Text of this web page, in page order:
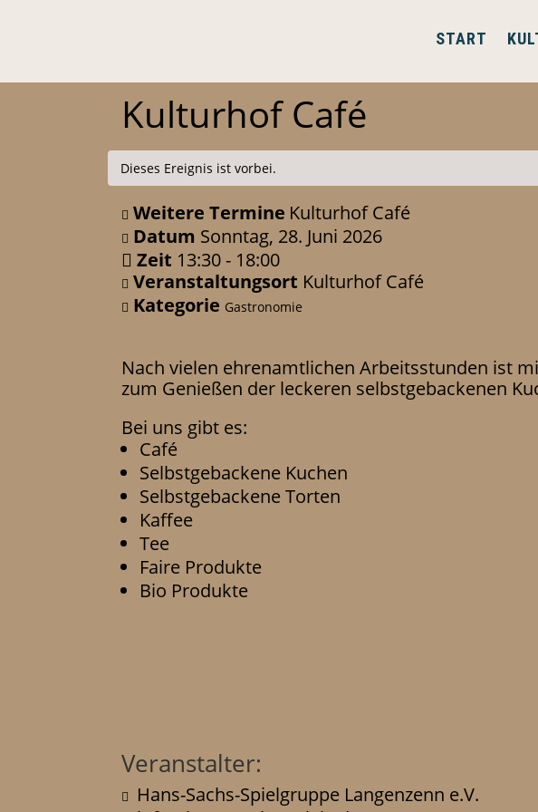
START
Kulturhof Café
Dieses Ereignis ist vorbei.
Weitere Termine Kulturhof Café
Datum Sonntag, 28. Juni 2026
Zeit 13:30 - 18:00
Veranstaltungsort Kulturhof Café
Kategorie Gastronomie
Nach vielen ehrenamtlichen Arbeitsstunden ist
zum Genießen der leckeren selbstgebackenen
Bei uns gibt es:
Café
Selbstgebackene Kuchen
Selbstgebackene Torten
Kaffee
Tee
Faire Produkte
Bio Produkte
Veranstalter:
Hans-Sachs-Spielgruppe Langenzenn e.V.